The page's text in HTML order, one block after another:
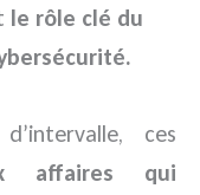
le rôle clé du
ces
affaires qui